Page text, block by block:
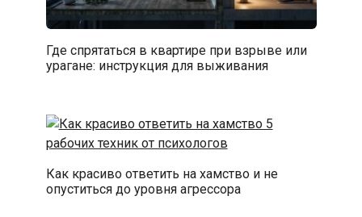
Где спрятаться в квартире при взрыве или
урагане: инструкция для выживания
Как красиво ответить на хамство и не
опуститься до уровня агрессора